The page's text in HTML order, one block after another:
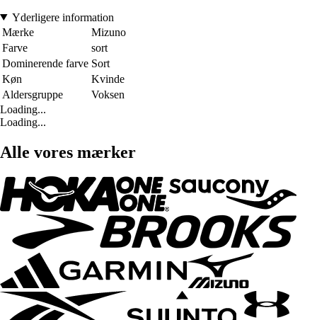
Yderligere information
Mærke
Mizuno
Farve
sort
Dominerende farve Sort
Køn
Kvinde
Aldersgruppe
Voksen
Loading...
Loading...
Alle vores mærker